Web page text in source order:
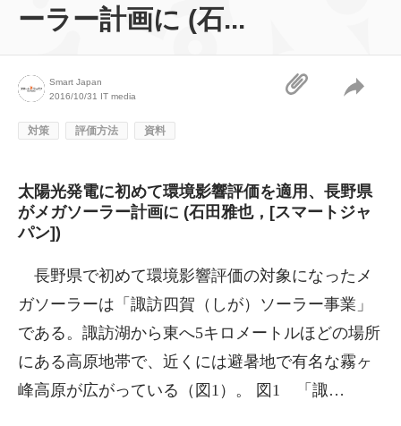
ーラー計画に (石...
Smart Japan
2016/10/31 IT media
対策 評価方法 資料
太陽光発電に初めて環境影響評価を適用、長野県
がメガソーラー計画に (石田雅也，[スマートジャ
パン])
長野県で初めて環境影響評価の対象になったメ
ガソーラーは「諏訪四賀（しが）ソーラー事業」
である。諏訪湖から東へ5キロメートルほどの場所
にある高原地帯で、近くには避暑地で有名な霧ヶ
峰高原が広がっている（図1）。 図1 「諏…